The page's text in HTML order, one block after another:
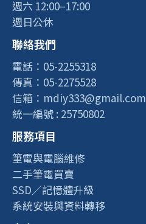
週六 12:00–17:00
週日公休
聯絡我們
電話：05-2255318
傳真：05-2275528
信箱：mdiy333@gmail.com
統一編號 : 25750802
服務項目
筆電與電腦維修
二手筆電買賣
SSD／記憶體升級
系統安裝與資料轉移